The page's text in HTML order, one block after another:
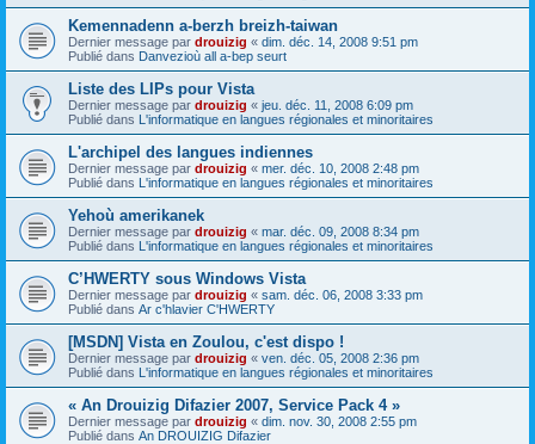
Kemennadenn a-berzh breizh-taiwan
Dernier message par drouizig « dim. déc. 14, 2008 9:51 pm
Publié dans Danvezioù all a-bep seurt
Liste des LIPs pour Vista
Dernier message par drouizig « jeu. déc. 11, 2008 6:09 pm
Publié dans L'informatique en langues régionales et minoritaires
L'archipel des langues indiennes
Dernier message par drouizig « mer. déc. 10, 2008 2:48 pm
Publié dans L'informatique en langues régionales et minoritaires
Yehoù amerikanek
Dernier message par drouizig « mar. déc. 09, 2008 8:34 pm
Publié dans L'informatique en langues régionales et minoritaires
C’HWERTY sous Windows Vista
Dernier message par drouizig « sam. déc. 06, 2008 3:33 pm
Publié dans Ar c'hlavier C'HWERTY
[MSDN] Vista en Zoulou, c'est dispo !
Dernier message par drouizig « ven. déc. 05, 2008 2:36 pm
Publié dans L'informatique en langues régionales et minoritaires
« An Drouizig Difazier 2007, Service Pack 4 »
Dernier message par drouizig « dim. nov. 30, 2008 2:55 pm
Publié dans An DROUIZIG Difazier